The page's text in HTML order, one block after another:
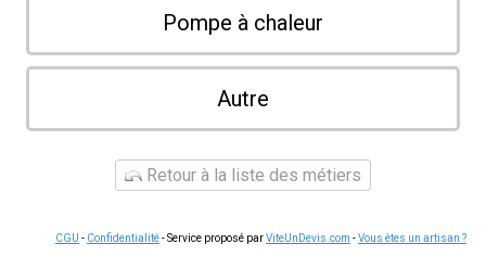
Pompe à chaleur
Autre
Retour à la liste des métiers
CGU - Confidentialité- Service proposé parViteUnDevis.com -Vous êtes un artisan ?